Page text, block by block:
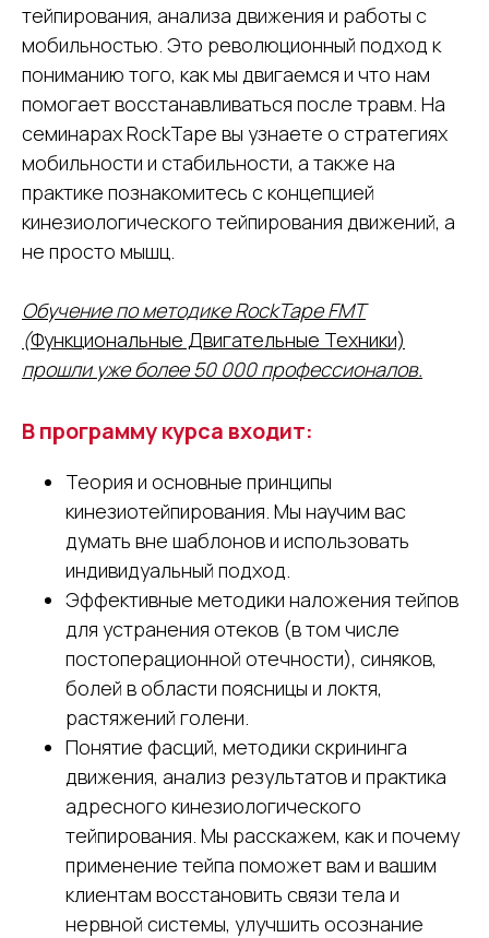
тейпирования, анализа движения и работы с
мобильностью. Это революционный подход к
пониманию того, как мы двигаемся и что нам
помогает восстанавливаться после травм. На
семинарах RockTape вы узнаете о стратегиях
мобильности и стабильности, а также на
практике познакомитесь с концепцией
кинезиологического тейпирования движений, а
не просто мышц.
Обучение по методике RockTape FMT
(Функциональные Двигательные Техники)
прошли уже более 50 000 профессионалов.
В программу курса входит:
Теория и основные принципы
кинезиотейпирования. Мы научим вас
думать вне шаблонов и использовать
индивидуальный подход.
Эффективные методики наложения тейпов
для устранения отеков (в том числе
постоперационной отечности), синяков,
болей в области поясницы и локтя,
растяжений голени.
Понятие фасций, методики скрининга
движения, анализ результатов и практика
адресного кинезиологического
тейпирования. Мы расскажем, как и почему
применение тейпа поможет вам и вашим
клиентам восстановить связи тела и
нервной системы, улучшить осознание